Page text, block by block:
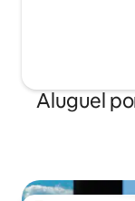
Aluguel